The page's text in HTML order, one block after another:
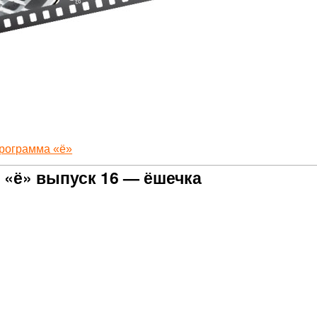
«ё»
выпуск 16 — ёшечка